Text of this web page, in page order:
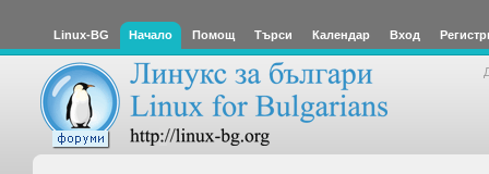
Linux-BG Начало Помощ Търси Календар Вход